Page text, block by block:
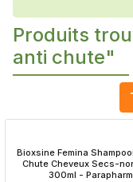
Produits
anti chute"
Bioxsine Femina
Chute Cheveux Secs-
300ml - Parapharm